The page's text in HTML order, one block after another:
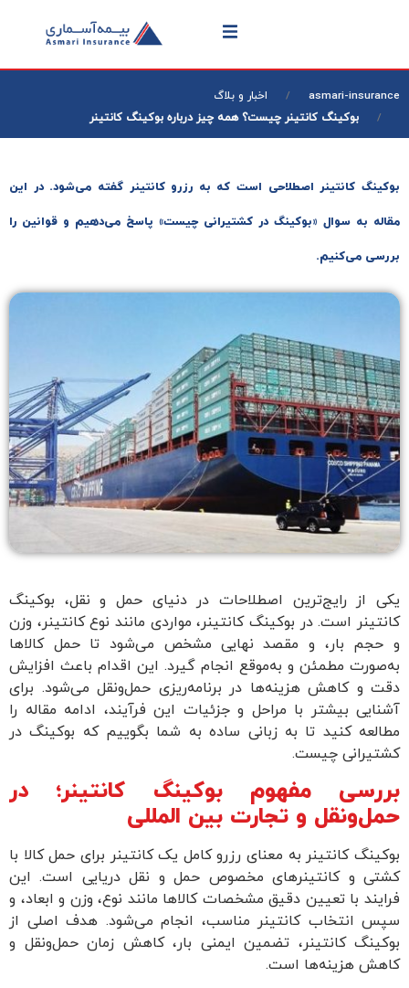
asmari-insurance اخبار و بلاگ
بوکینگ کانتینر چیست؟ همه چیز درباره بوکینگ کانتینر
بوکینگ کانتینر اصطلاحی است که به رزرو کانتینر گفته می‌شود. در این
مقاله به سوال «بوکینگ در کشتیرانی چیست» پاسخ می‌دهیم و قوانین را
بررسی می‌کنیم.
یکی از رایج‌ترین اصطلاحات در دنیای حمل و نقل، بوکینگ
کانتینر است. در بوکینگ کانتینر، مواردی مانند نوع کانتینر، وزن
و حجم بار، و مقصد نهایی مشخص می‌شود تا حمل کالاها
به‌صورت مطمئن و به‌موقع انجام گیرد. این اقدام باعث افزایش
دقت و کاهش هزینه‌ها در برنامه‌ریزی حمل‌ونقل می‌شود. برای
آشنایی بیشتر با مراحل و جزئیات این فرآیند، ادامه مقاله را
مطالعه کنید تا به زبانی ساده به شما بگوییم که بوکینگ در
کشتیرانی چیست.
بررسی مفهوم بوکینگ کانتینر؛ در
حمل‌ونقل و تجارت بین المللی
بوکینگ کانتینر به معنای رزرو کامل یک کانتینر برای حمل کالا با
کشتی و کانتینرهای مخصوص حمل و نقل دریایی است. این
فرایند با تعیین دقیق مشخصات کالاها مانند نوع، وزن و ابعاد، و
سپس انتخاب کانتینر مناسب، انجام می‌شود. هدف اصلی از
بوکینگ کانتینر، تضمین ایمنی بار، کاهش زمان حمل‌ونقل و
کاهش هزینه‌ها است.